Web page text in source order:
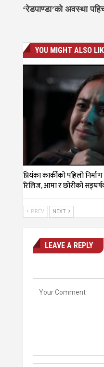
‘रेडपाण्डा’को अवस्था
YOU MIGHT ALSO
प्रियंका कार्कीको पहिलो निर्माण
रिलिज, आमा र छोरीको
PREV NEXT
LEAVE A REPLY